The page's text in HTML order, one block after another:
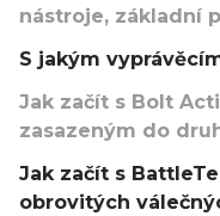
nástroje, základní
S jakým
Jak začít s Bolt
zasazeným do
Jak začít s
obrovitých